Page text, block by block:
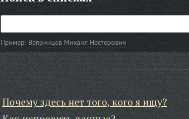
Пример: Вепринцев Михаил Нестерович
Почему здесь нет того, кого я ищу?